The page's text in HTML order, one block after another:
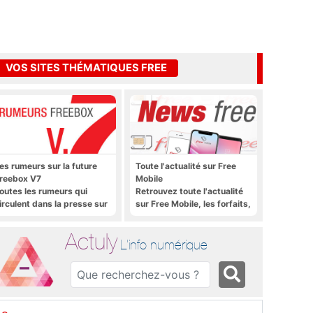
VOS SITES THÉMATIQUES FREE
rumeurs sur la future
V7
les rumeurs qui
dans la presse sur
Toute l'actualité sur Free
Mobile
Retrouvez toute l'actualité
sur Free Mobile, les forfaits,
bien plus encore
Actuly L'info numérique